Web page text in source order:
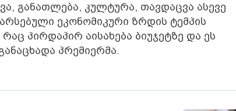
განათლება, კულტურა, თავდაცვა ასევე
ეკონომიკური ზრდის ტემპის
პირდაპირ აისახება ბიუჯეტზე და ეს
პრემიერმა.